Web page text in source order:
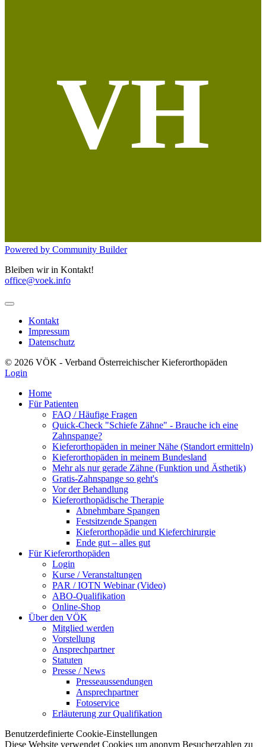
VH
Powered by Community Builder
Bleiben wir in Kontakt!
office@voek.info
Kontakt
Impressum
Datenschutz
© 2026 VÖK - Verband Österreichischer Kieferorthopäden
Login
Home
Für Patienten
FAQ / Häufige Fragen
Quick-Check "Schiefe Zähne" - Brauche ich eine
Zahnspange?
Kieferorthopäden in meiner Nähe (Standort ermitteln)
Kieferorthopäden in meinem Bundesland
Mehr als nur gerade Zähne (Funktion und Ästhetik)
Gratis-Zahnspange so geht's
Vor der Behandlung
Kieferorthopädische Therapie
Abnehmbare Spangen
Festsitzende Spangen
Kieferorthopädie und Kieferchirurgie
Ende gut – alles gut
Für Kieferorthopäden
Login
Kurse / Veranstaltungen
PAR / IOTN Webinar (Video)
ABO-Qualifikation
Online-Shop
Über den VÖK
Mitglied werden
Vorstellung
Ansprechpartner
Statuten
Presse / News
Presseaussendungen
Ansprechpartner
Fotoservice
Erläuterung zur Qualifikation
Benutzerdefinierte Cookie-Einstellungen
Diese Website verwendet Cookies um anonym Besucherzahlen zu